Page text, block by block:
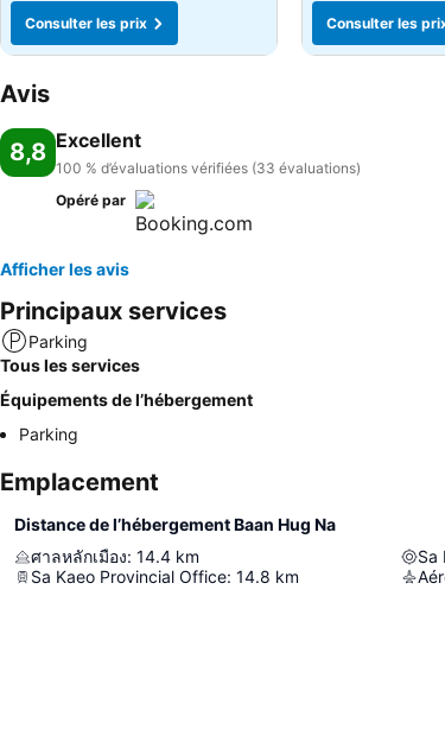
Consulter les prix
Consulter les
Avis
8,8 Excellent
100 % d’évaluations vérifiées (33 évaluations)
Opéré par
Afficher les avis
Principaux services
Parking
Tous les services
Équipements de l’hébergement
Parking
Emplacement
Distance de l’hébergement Baan Hug Na
ศาลหลักเมือง: 14.4 km
Sa Kaeo Provincial Office: 14.8 km
Sa